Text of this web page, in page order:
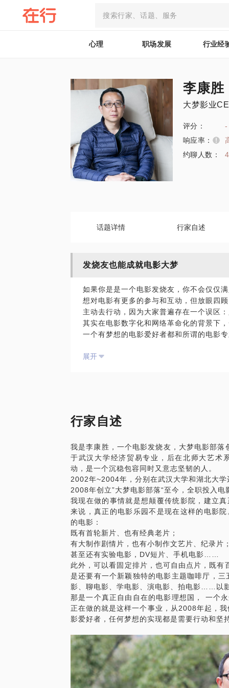
心理 职场发展 行业经
李康胜
大梦影业
评分：
-
响应率：
约聊人数：
4
话题详情 行家自述
发烧友也能成就电影大梦
如果你是是一个电影发烧友，你不会仅仅
想对电影有更多的参与和互动，但放眼四
主动去行动，因为大家普遍存在一个误区
其实在电影数字化和网络革命化的背景下
一个有梦想的电影爱好者都和所谓的电影
我本人是超级电影发烧友，目前个人观影
准确定位你个人的电影优势领域；
看看如何帮助你在红火的电影产业中找到
的准备，期待与你的见面。
展开
行家自述
我是李康胜，一个电影发烧友，大梦电影部
于武汉大学经济贸易专业，后在北师大艺术
动，是一个沉稳包容同时又意志坚韧的人。
2002年~2004年，分别在武汉大学和湖北大
2008年创立”大梦电影部落“至今，全职投入
我现在做的事情就是想颠覆传统影院，建立
来说，真正的电影乐园不是现在这样的电影
的电影：
既有首轮新片、也有经典老片；
有大制作剧情片，也有小制作文艺片、纪录片
甚至还有实验电影，DV短片、手机电影……
此外，可以看固定排片，也可自由点片，既
是还要有一个新颖独特的电影主题咖啡厅，
影、聊电影、学电影、演电影、拍电影……以
那是一个真正自由自在的电影理想国， 一个
正在做的就是这样一个事业，从2008年起，
影爱好者，任何梦想的实现都是需要行动和坚